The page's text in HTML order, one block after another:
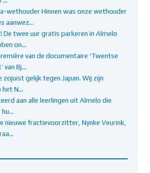
wethouder Hinnen was onze wethouder
aanwez…
De twee uur gratis parkeren in Almelo
on…
van de documentaire ‘Twentse
van Bj…
zojuist gelijk tegen Japan. Wij zijn
het N…
aan alle leerlingen uit Almelo die
hu…
nieuwe fractievoorzitter, Nynke Veurink,